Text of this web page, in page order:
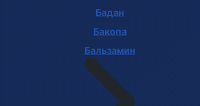
Бадан
Бакопа
Бальзамин